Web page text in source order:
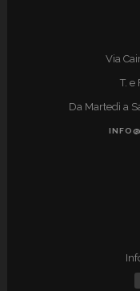
Via
T. e
Da Martedì a